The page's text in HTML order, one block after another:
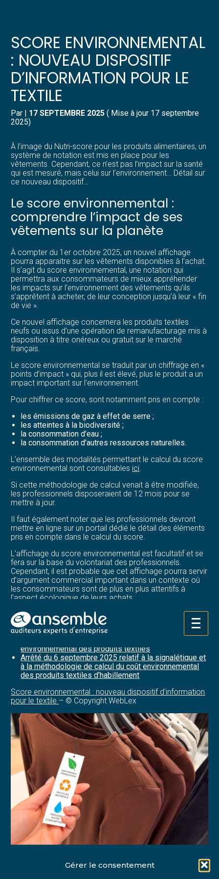
Gérer le consentement
Aller
au
Gérer votre quotidien
Piloter votre entreprise
Développer votre entreprise
Construire votre patrimoine
Structurer votre croissance
Être prêt pour la facturation
électronique
Suivre votre comptabilité
Gérer vos ressources humaines
Dématérialiser vos documents
SCORE ENVIRONNEMENTAL
: NOUVEAU DISPOSITIF
D’INFORMATION POUR LE
TEXTILE
Par | 17 SEPTEMBRE 2025 ( Mise à jour 17 septembre
2025)
À l’image du Nutri-score pour les produits alimentaires, un
système de notation est mis en place pour les
vêtements. Cependant, ce n’est pas l’impact sur la santé
qui est mesuré, mais celui sur l’environnement… Détail sur
ce nouveau dispositif…
Le score environnemental :
comprendre l’impact de ses
vêtements sur la planète
À compter du 1er octobre 2025, un nouvel affichage
pourra apparaitre sur les vêtements disponibles à l’achat.
Il s’agit du score environnemental, une notation qui
permettra aux consommateurs de mieux appréhender
les impacts sur l’environnement des vêtements qu’ils
s’apprêtent à acheter, de leur conception jusqu’à leur « fin
de vie ».
Ce nouvel affichage concernera les produits textiles
neufs ou issus d’une opération de remanufacturage mis à
disposition à titre onéreux ou gratuit sur le marché
français.
Le score environnemental se traduit par un chiffrage en «
points d’impact » qui, plus il est élevé, plus le produit a un
impact important sur l’environnement.
Pour chiffrer ce score, sont notamment pris en compte :
les émissions de gaz à effet de serre ;
les atteintes à la biodiversité ;
la consommation d’eau ;
la consommation d’autres ressources naturelles.
L’ensemble des modalités permettant le calcul du score
environnemental sont consultables ici
Si cette méthodologie de calcul venait à être modifiée,
les professionnels disposeraient de 12 mois pour se
mettre à jour.
Il faut également noter que les professionnels devront
mettre en ligne sur un portail dédié le détail des éléments
pris en compte dans le calcul du score.
L’affichage du score environnemental est facultatif et se
fera sur la base du volontariat des professionnels.
Cependant, il est probable que cet affichage pourra servir
d’argument commercial important dans un contexte où
les consommateurs sont de plus en plus attentifs à
l’aspect écologique de leurs achats.
Sources :
Décret no 2025-957 du 6 septembre 2025 relatif aux
environnemental des produits textiles
Arrêté du 6 septembre 2025 relatif à la signalétique et
à la méthodologie de calcul du coût environnemental
des produits textiles d’habillement
Score environnemental : nouveau dispositif d’information
pour le textile – © Copyright WebLex